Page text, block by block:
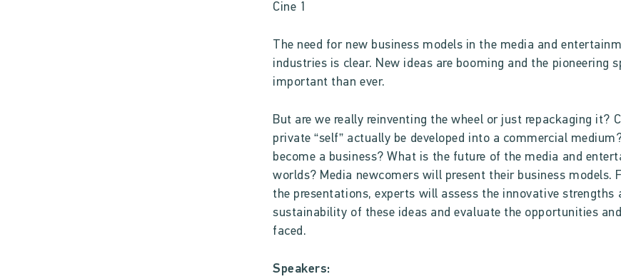
Cine 1
The need for new business models in the media and
industries is clear. New ideas are booming and the pioneering
important than ever.
But are we really reinventing the wheel or just repackaging it?
private “self” actually be developed into a commercial
become a business? What is the future of the media and
worlds? Media newcomers will present their business models.
the presentations, experts will assess the innovative strengths
sustainability of these ideas and evaluate the opportunities
faced.
Speakers: